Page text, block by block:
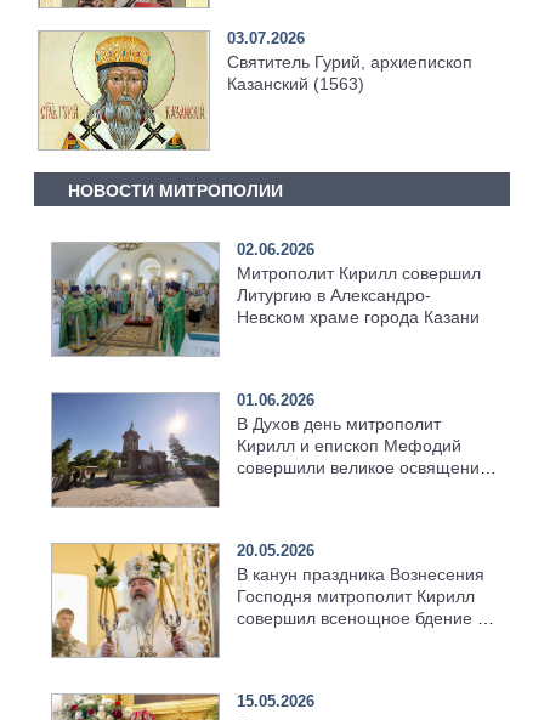
03.07.2026
Святитель Гурий, архиепископ
Казанский (1563)
НОВОСТИ МИТРОПОЛИИ
02.06.2026
Митрополит Кирилл совершил
Литургию в Александро-
Невском храме города Казани
01.06.2026
В Духов день митрополит
Кирилл и епископ Мефодий
совершили великое освящение
20.05.2026
В канун праздника Вознесения
Господня митрополит Кирилл
совершил всенощное бдение в
15.05.2026